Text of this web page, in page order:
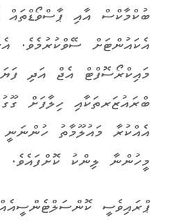
ބުކްމާކްސް އާއި
އެކައުންޓަށް ސޭވްކުރުމެވެ.
މައިކްރޯސޮފްޓް އެޖް އަދި
ބްރައުޒަރތަކާއި ހިލާފަށް
އެއްކުރާ މައުލޫމާތު ހުންނަނީ
މީހުންނާ ލިންކު ކޮށްފައެވެ.
ޕްރައިވެސީ